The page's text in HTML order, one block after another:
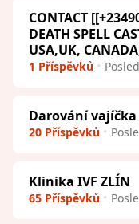
CONTACT
DEATH SPELL
USA,UK,
1 Příspěvků
Darování vajíčka
20 Příspěvků
Klinika IVF ZLÍN
65 Příspěvků